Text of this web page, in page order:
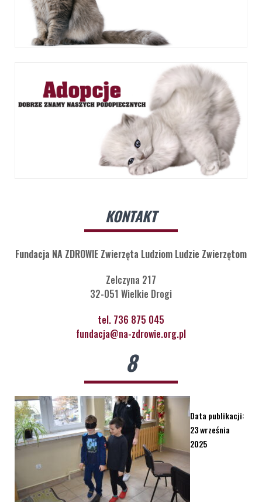
KONTAKT
Fundacja NA ZDROWIE Zwierzęta Ludziom Ludzie Zwierzętom
Zelczyna 217
32-051 Wielkie Drogi
tel. 736 875 045
fundacja@na-zdrowie.org.pl
8
Data publikacji:
23 września
2025